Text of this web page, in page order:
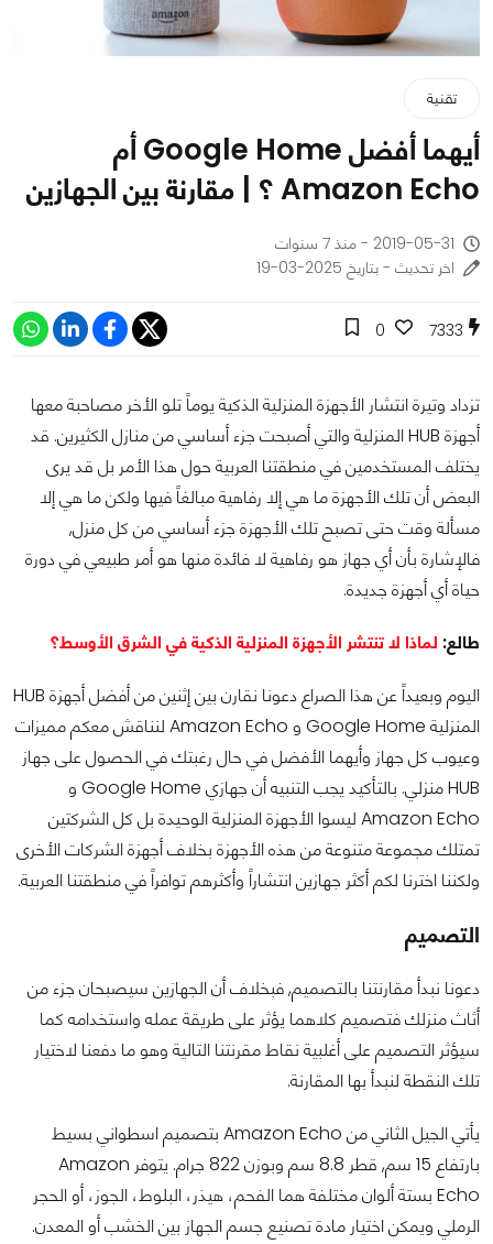
تقنية
أيهما أفضل Google Home أم
Amazon Echo ؟ | مقارنة بين الجهازين
2019-05-31 - منذ 7 سنوات
اخر تحديث - بتاريخ 2025-03-19
7333
0
تزداد وتيرة انتشار الأجهزة المنزلية الذكية يوماً تلو الأخر مصاحبة معها
أجهزة HUB المنزلية والتي أصبحت جزء أساسي من منازل الكثيرين. قد
يختلف المستخدمين في منطقتنا العربية حول هذا الأمر بل قد يرى
البعض أن تلك الأجهزة ما هي إلا رفاهية مبالغاً فيها ولكن ما هي إلا
مسألة وقت حتى تصبح تلك الأجهزة جزء أساسي من كل منزل,
فالإشارة بأن أي جهاز هو رفاهية لا فائدة منها هو أمر طبيعي في دورة
حياة أي أجهزة جديدة.
طالع: لماذا لا تنتشر الأجهزة المنزلية الذكية في الشرق الأوسط؟
اليوم وبعيداً عن هذا الصراع دعونا نقارن بين إثنين من أفضل أجهزة HUB
المنزلية Google Home و Amazon Echo لنناقش معكم مميزات
وعيوب كل جهاز وأيهما الأفضل في حال رغبتك في الحصول على جهاز
HUB منزلي. بالتأكيد يجب التنبيه أن جهازي Google Home و
Amazon Echo ليسوا الأجهزة المنزلية الوحيدة بل كل الشركتين
تمتلك مجموعة متنوعة من هذه الأجهزة بخلاف أجهزة الشركات الأخرى
ولكننا اخترنا لكم أكثر جهازين انتشاراً وأكثرهم توافراً في منطقتنا العربية.
التصميم
دعونا نبدأ مقارنتنا بالتصميم, فبخلاف أن الجهازين سيصبحان جزء من
أثاث منزلك فتصميم كلاهما يؤثر على طريقة عمله واستخدامه كما
سيؤثر التصميم على أغلبية نقاط مقرنتنا التالية وهو ما دفعنا لاختيار
تلك النقطة لنبدأ بها المقارنة.
يأتي الجيل الثاني من Amazon Echo بتصميم اسطواني بسيط
بارتفاع 15 سم, قطر 8.8 سم وبوزن 822 جرام. يتوفر Amazon
Echo بستة ألوان مختلفة هما الفحم، هيذر، البلوط، الجوز، أو الحجر
الرملي ويمكن اختيار مادة تصنيع جسم الجهاز بين الخشب أو المعدن.